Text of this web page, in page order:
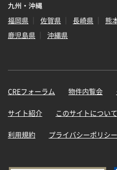
九州・沖縄
福岡県
佐賀県 長崎県 熊
鹿児島県
沖縄県
CREフォーラム 物件内覧会
サイト紹介 このサイトについて
利用規約 プライバシーポリシー